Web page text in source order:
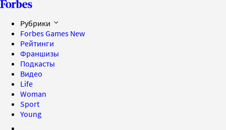
Рубрики
Forbes Games New
Рейтинги
Франшизы
Подкасты
Видео
Life
Woman
Sport
Young